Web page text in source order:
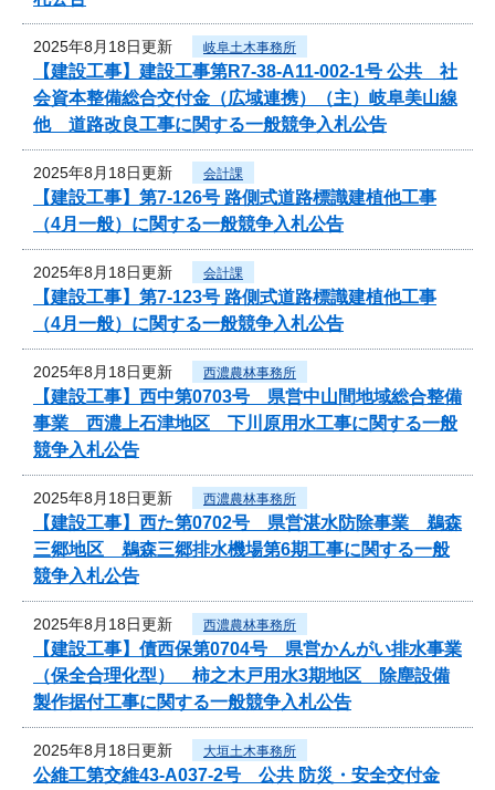
2025年8月18日更新 岐阜土木事務所
【建設工事】建設工事第R7-38-A11-002-1号 公共 社
会資本整備総合交付金（広域連携）（主）岐阜美山線
他 道路改良工事に関する一般競争入札公告
2025年8月18日更新 会計課
【建設工事】第7-126号 路側式道路標識建植他工事
（4月一般）に関する一般競争入札公告
2025年8月18日更新 会計課
【建設工事】第7-123号 路側式道路標識建植他工事
（4月一般）に関する一般競争入札公告
2025年8月18日更新 西濃農林事務所
【建設工事】西中第0703号 県営中山間地域総合整備
事業 西濃上石津地区 下川原用水工事に関する一般
競争入札公告
2025年8月18日更新 西濃農林事務所
【建設工事】西た第0702号 県営湛水防除事業 鵜森
三郷地区 鵜森三郷排水機場第6期工事に関する一般
競争入札公告
2025年8月18日更新 西濃農林事務所
【建設工事】債西保第0704号 県営かんがい排水事業
（保全合理化型） 柿之木戸用水3期地区 除塵設備
製作据付工事に関する一般競争入札公告
2025年8月18日更新 大垣土木事務所
公維工第交維43-A037-2号 公共 防災・安全交付金